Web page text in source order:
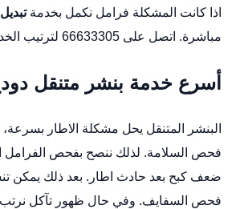
اذا كانت المشكلة فرامل نكمل بخدمة
مباشرة. اتصل على 66633305 لترتيب الخدمة.
أسرع خدمة بنشر متنقل
البنشر المتنقل يحل مشكلة الاطار
فحص السلامة. لذلك ننصح بفحص الفرامل
ضعف كبح بعد حادث اطار. بعد ذلك يمكن
فحص السفايف. وفي حال ظهور تآكل